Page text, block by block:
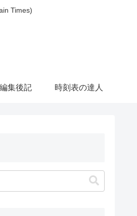
Times)
編集後記 時刻表の達人